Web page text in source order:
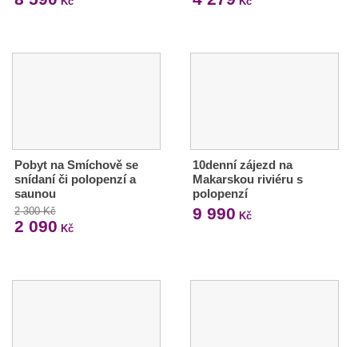
Pobyt na Smíchově se
snídaní či polopenzí a
saunou
2 300 Kč
2 090 Kč
10denní zájezd na
Makarskou riviéru s
polopenzí
9 990 Kč